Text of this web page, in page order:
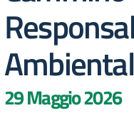
29 Maggio 2026